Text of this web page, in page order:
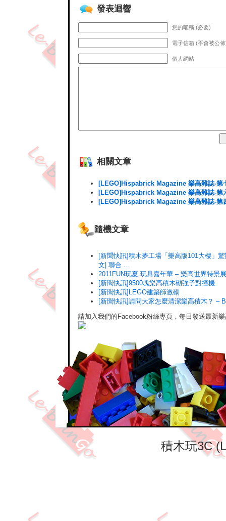
發表迴響
您的暱稱 (必要)
電子信箱 (不會被公
個人網站
相關文章
[LEGO]Hispabrick Magazine 樂高雜誌-第
[LEGO]Hispabrick Magazine 樂高雜誌-第
[LEGO]Hispabrick Magazine 樂高雜誌-第
隨機文章
[新聞快訊]積木夢工場「樂高版101大樓」
文| 聯合 …
2011FUN玩夏.玩具嘉年華 – 樂高世界特景展
[新聞快訊]9500塊樂高積木砌強子對撞機
[新聞快訊]LEGO建築師激砌
[新聞快訊]請問大家怎麼清潔樂高積木？ –
請加入我們的Facebook粉絲專頁，每日發送最新
積木玩3C